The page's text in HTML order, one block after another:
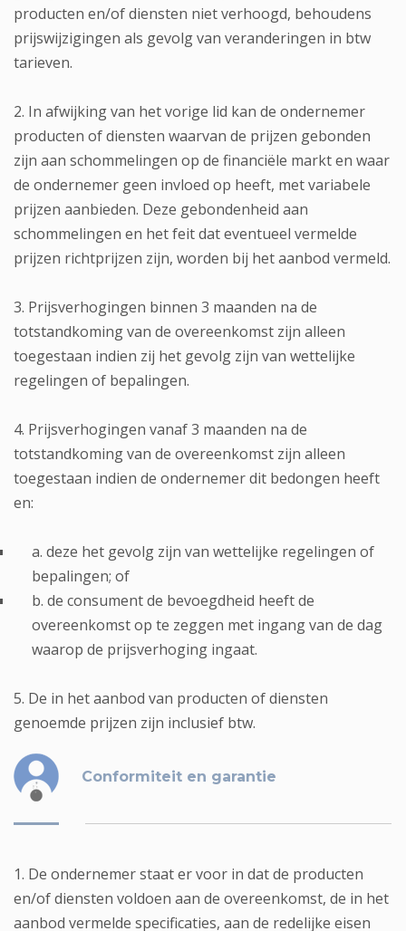
producten en/of diensten niet verhoogd, behoudens
prijswijzigingen als gevolg van veranderingen in btw
tarieven.
2. In afwijking van het vorige lid kan de ondernemer
producten of diensten waarvan de prijzen gebonden
zijn aan schommelingen op de financiële markt en waar
de ondernemer geen invloed op heeft, met variabele
prijzen aanbieden. Deze gebondenheid aan
schommelingen en het feit dat eventueel vermelde
prijzen richtprijzen zijn, worden bij het aanbod vermeld.
3. Prijsverhogingen binnen 3 maanden na de
totstandkoming van de overeenkomst zijn alleen
toegestaan indien zij het gevolg zijn van wettelijke
regelingen of bepalingen.
4. Prijsverhogingen vanaf 3 maanden na de
totstandkoming van de overeenkomst zijn alleen
toegestaan indien de ondernemer dit bedongen heeft
en:
a. deze het gevolg zijn van wettelijke regelingen of
bepalingen; of
b. de consument de bevoegdheid heeft de
overeenkomst op te zeggen met ingang van de dag
waarop de prijsverhoging ingaat.
5. De in het aanbod van producten of diensten
genoemde prijzen zijn inclusief btw.
Conformiteit en garantie
1. De ondernemer staat er voor in dat de producten
en/of diensten voldoen aan de overeenkomst, de in het
aanbod vermelde specificaties, aan de redelijke eisen